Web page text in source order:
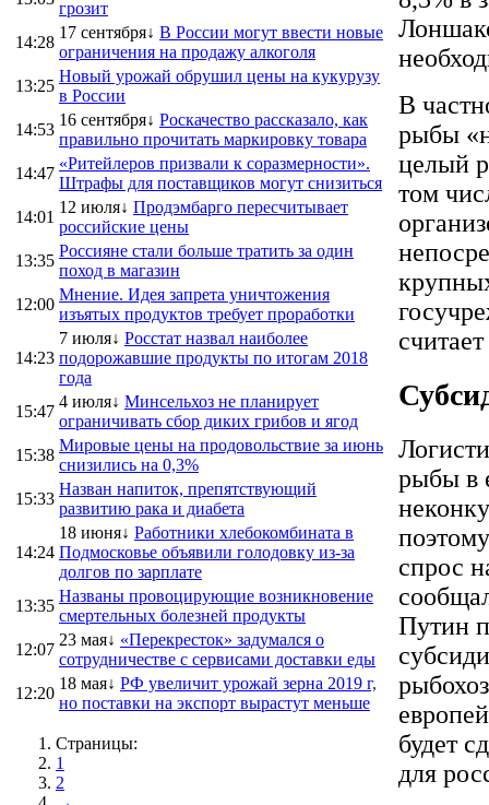
грозит
14:28
17 сентября↓ В России могут ввести новые
ограничения на продажу алкоголя
13:25
Новый урожай обрушил цены на кукурузу
в России
14:53
16 сентября↓ Роскачество рассказало, как
правильно прочитать маркировку товара
14:47
«Ритейлеров призвали к соразмерности».
Штрафы для поставщиков могут снизиться
14:01
12 июля↓ Продэмбарго пересчитывает
российские цены
13:35
Россияне стали больше тратить за один
поход в магазин
12:00
Мнение. Идея запрета уничтожения
изъятых продуктов требует проработки
14:23
7 июля↓ Росстат назвал наиболее
подорожавшие продукты по итогам 2018
года
15:47
4 июля↓ Минсельхоз не планирует
ограничивать сбор диких грибов и ягод
15:38
Мировые цены на продовольствие за июнь
снизились на 0,3%
15:33
Назван напиток, препятствующий
развитию рака и диабета
14:24
18 июня↓ Работники хлебокомбината в
Подмосковье объявили голодовку из-за
долгов по зарплате
13:35
Названы провоцирующие возникновение
смертельных болезней продукты
12:07
23 мая↓ «Перекресток» задумался о
сотрудничестве с сервисами доставки еды
12:20
18 мая↓ РФ увеличит урожай зерна 2019 г,
но поставки на экспорт вырастут меньше
Страницы:
1
2
В
рыбы
целый
том
рыбы в
спрос
Путин
будет
для